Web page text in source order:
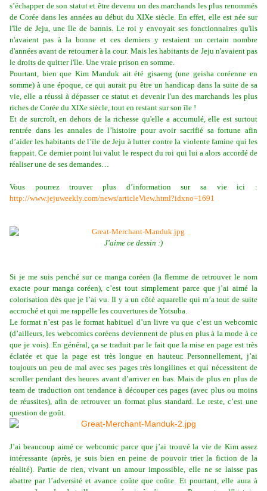
s’échapper de son statut et être devenu un des marchands les plus renommés
de Corée dans les années au début du XIXe siècle. En effet, elle est née sur
l'île de Jeju, une île de bannis. Le roi y envoyait ses fonctionnaires qu'ils
n'avaient pas à la bonne et ces derniers y restaient un certain nombre
d'années avant de retourner à la cour. Mais les habitants de Jeju n'avaient pas
le droits de quitter l'île. Une vraie prison en somme.
Pourtant, bien que Kim Manduk ait été gisaeng (une geisha coréenne en
somme) à une époque, ce qui aurait pu être un handicap dans la suite de sa
vie, elle a réussi à dépasser ce statut et devenir l'un des marchands les plus
riches de Corée du XIXe siècle, tout en restant sur son île !
Et de surcroît, en dehors de la richesse qu'elle a accumulé, elle est surtout
rentrée dans les annales de l’histoire pour avoir sacrifié sa fortune afin
d’aider les habitants de l’ïle de Jeju à lutter contre la violente famine qui les
frappait. Ce dernier point lui valut le respect du roi qui lui a alors accordé de
réaliser une de ses demandes…
Vous pourrez trouver plus d’information sur sa vie ici :
http://www.jejuweekly.com/news/articleView.html?idxno=1691
J'aime ce dessin :)
Si je me suis penché sur ce manga coréen (la flemme de retrouver le nom
exacte pour manga coréen), c’est tout simplement parce que j’ai aimé la
colorisation dès que je l’ai vu. Il y a un côté aquarelle qui m’a tout de suite
accroché et qui me rappelle les couvertures de Yotsuba.
Le format n’est pas le format habituel d’un livre vu que c’est un webcomic
(d’ailleurs, les webcomics coréens deviennent de plus en plus à la mode à ce
que je vois). En général, ça se traduit par le fait que la mise en page est très
éclatée et que la page est très longue en hauteur. Personnellement, j’ai
toujours un peu de mal avec ses pages très longilines et qui nécessitent de
scroller pendant des heures avant d’arriver en bas. Mais de plus en plus de
team de traduction ont tendance à découper ces pages (avec plus ou moins
de réussites), afin de retrouver un format plus standard. Le reste, c’est une
question de goût.
J’ai beaucoup aimé ce webcomic parce que j’ai trouvé la vie de Kim assez
intéressante (après, je suis bien en peine de pouvoir trier la fiction de la
réalité). Partie de rien, vivant un amour impossible, elle ne se laisse pas
abattre par l’adversité et avance coûte que coûte. Et pourtant, elle aura à